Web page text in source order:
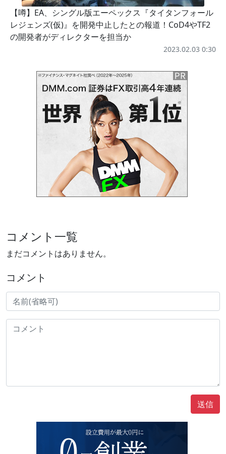
【噂】EA、シングル版エーペックス『タイタンフォール
レジェンズ(仮)』を開発中止したとの報道！CoD4やTF2
の開発者がディレクターを担当か
2023.02.03 0:30
コメント一覧
まだコメントはありません。
コメント
送信